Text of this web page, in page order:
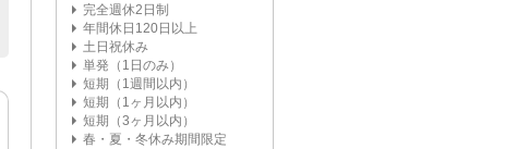
完全週休2日制
年間休日120日以上
土日祝休み
単発（1日のみ）
短期（1週間以内）
短期（1ヶ月以内）
短期（3ヶ月以内）
春・夏・冬休み期間限定